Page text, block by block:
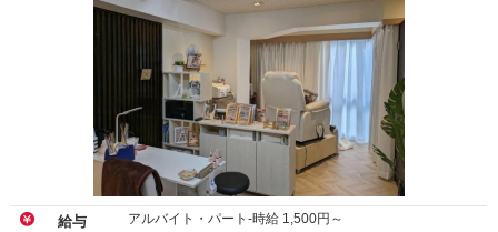
給与 アルバイト・パート-時給 1,500円～